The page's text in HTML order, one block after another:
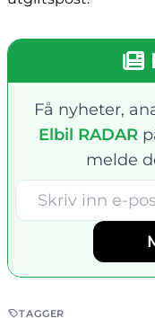
Få nyheter,
Elbil RADAR
melde
TAGGER